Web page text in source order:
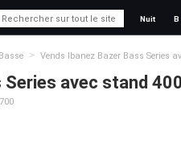
Nuit B
> Vends Ibanez Bazer Bass Series
Series avec stand